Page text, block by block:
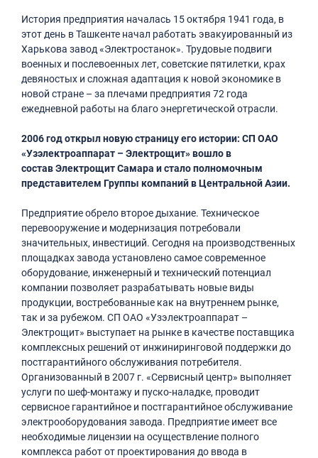
История предприятия началась 15 октября 1941 года, в
этот день в Ташкенте начал работать эвакуированный из
Харькова завод «Электростанок». Трудовые подвиги
военных и послевоенных лет, советские пятилетки, крах
девяностых и сложная адаптация к новой экономике в
новой стране – за плечами предприятия 72 года
ежедневной работы на благо энергетической отрасли.
2006 год открыл новую страницу его истории: СП ОАО
«Узэлектроаппарат – Электрощит» вошло в
состав Электрощит Самара и стало полномочным
представителем Группы компаний в Центральной Азии.
Предприятие обрело второе дыхание. Техническое
перевооружение и модернизация потребовали
значительных, инвестиций. Сегодня на производственных
площадках завода установлено самое современное
оборудование, инженерный и технический потенциал
компании позволяет разрабатывать новые виды
продукции, востребованные как на внутреннем рынке,
так и за рубежом. СП ОАО «Узэлектроаппарат –
Электрощит» выступает на рынке в качестве поставщика
комплексных решений от инжиниринговой поддержки до
постгарантийного обслуживания потребителя.
Организованный в 2007 г. «Сервисный центр» выполняет
услуги по шеф-монтажу и пуско-наладке, проводит
сервисное гарантийное и постгарантийное обслуживание
электрооборудования завода. Предприятие имеет все
необходимые лицензии на осуществление полного
комплекса работ от проектирования до ввода в